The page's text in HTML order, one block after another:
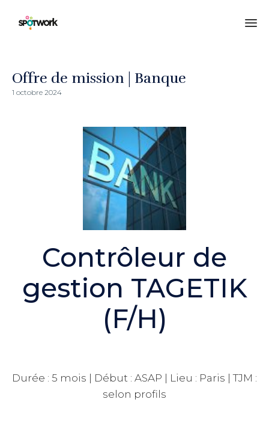
Offre de mission | Banque
1 octobre 2024
Contrôleur de
gestion TAGETIK
(F/H)
Durée : 5 mois | Début : ASAP | Lieu : Paris | TJM :
selon profils